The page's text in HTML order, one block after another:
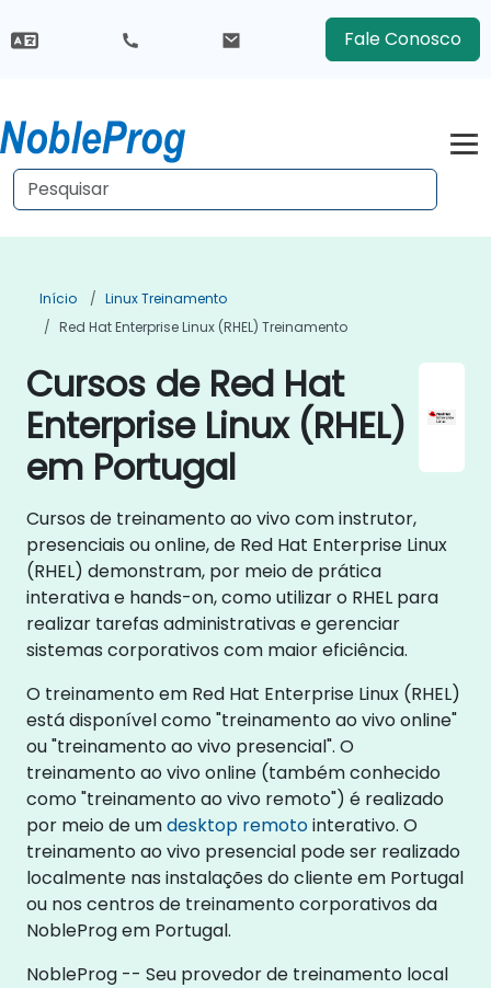
Fale Conosco
Início
Linux Treinamento
Red Hat Enterprise Linux (RHEL) Treinamento
Cursos de Red Hat
Enterprise Linux (RHEL)
em Portugal
Cursos de treinamento ao vivo com instrutor,
presenciais ou online, de Red Hat Enterprise Linux
(RHEL) demonstram, por meio de prática
interativa e hands-on, como utilizar o RHEL para
realizar tarefas administrativas e gerenciar
sistemas corporativos com maior eficiência.
O treinamento em Red Hat Enterprise Linux (RHEL)
está disponível como "treinamento ao vivo online"
ou "treinamento ao vivo presencial". O
treinamento ao vivo online (também conhecido
como "treinamento ao vivo remoto") é realizado
por meio de umdesktop remotointerativo. O
treinamento ao vivo presencial pode ser realizado
localmente nas instalações do cliente em Portugal
ou nos centros de treinamento corporativos da
NobleProg em Portugal.
NobleProg -- Seu provedor de treinamento local